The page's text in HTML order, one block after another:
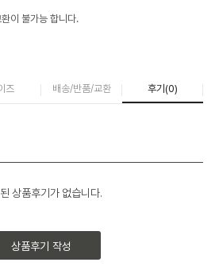
이 불가능 합니다.
즈 배송/반품/교환 후기(0)
상품후기가 없습니다.
상품후기 작성